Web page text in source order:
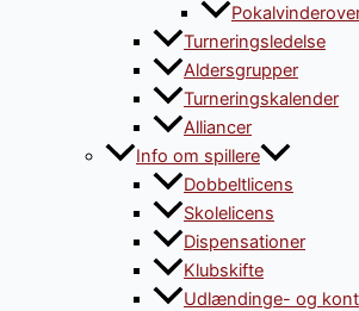
Turneringsledelse
Aldersgrupper
Turneringskalender
Alliancer
Info om spillere
Dobbeltlicens
Skolelicens
Dispensationer
Klubskifte
Udlændinge- og